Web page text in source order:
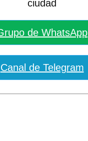
ciudad
de WhatsApp
Canal de Telegram